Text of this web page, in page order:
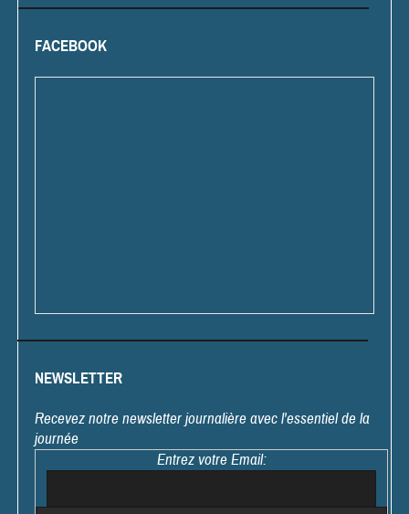
FACEBOOK
NEWSLETTER
Recevez notre newsletter journalière avec l'essentiel de la
journée
Entrez votre Email: